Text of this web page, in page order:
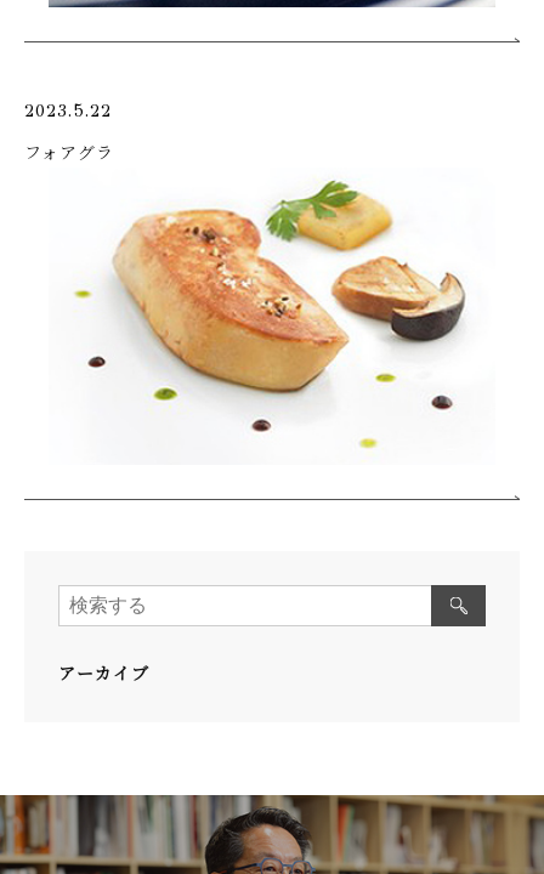
2023.5.22
フォアグラ
アーカイブ